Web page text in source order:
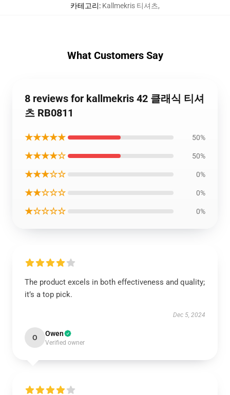
카테고리: Kallmekris 티셔츠,
What Customers Say
8 reviews for kallmekris 42 클래식 티셔
츠 RB0811
★★★★★ 50%
★★★★☆ 50%
★★★☆☆ 0%
★★☆☆☆ 0%
★☆☆☆☆ 0%
The product excels in both effectiveness and quality;
it’s a top pick.
Dec 5, 2024
O Owen
Verified owner